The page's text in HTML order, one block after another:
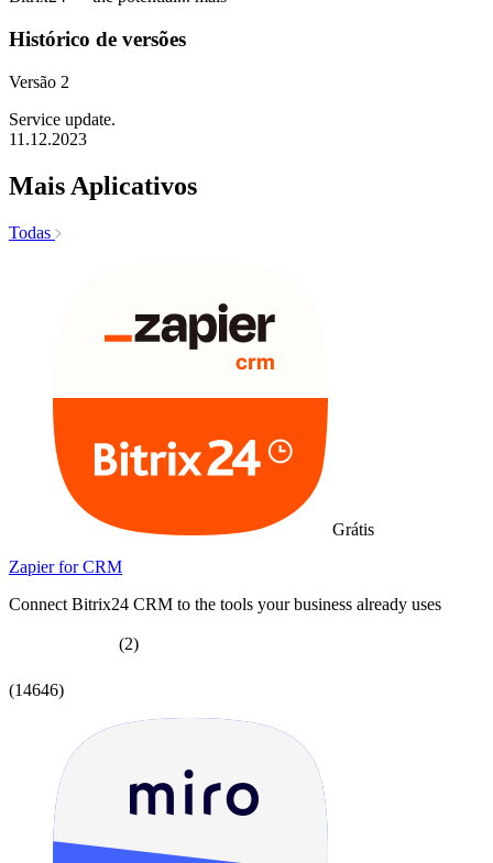
Histórico de versões
Versão 2
Service update.
11.12.2023
Mais Aplicativos
Todas
Grátis
Zapier for CRM
Connect Bitrix24 CRM to the tools your business already uses
(2)
(14646)